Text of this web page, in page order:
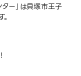
ー」は貝塚市王子